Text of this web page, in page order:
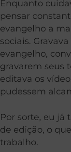
Enquanto
pensar
evangelho a
sociais.
evangelho,
gravarem seus
editava os
pudessem
Por sorte, eu já
de edição, o
trabalho.